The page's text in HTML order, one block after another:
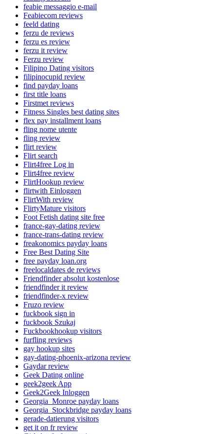
feabie messaggio e-mail
Feabiecom reviews
feeld dating
ferzu de reviews
ferzu es review
ferzu it review
Ferzu review
Filipino Dating visitors
filipinocupid review
find payday loans
first title loans
Firstmet reviews
Fitness Singles best dating sites
flex pay installment loans
fling nome utente
fling review
flirt review
Flirt search
Flirt4free Log in
Flirt4free review
FlirtHookup review
flirtwith Einloggen
FlirtWith review
FlirtyMature visitors
Foot Fetish dating site free
france-gay-dating review
france-trans-dating review
freakonomics payday loans
Free Best Dating Site
free payday loan.org
freelocaldates de reviews
Friendfinder absolut kostenlose
friendfinder it review
friendfinder-x review
Fruzo review
fuckbook sign in
fuckbook Szukaj
Fuckbookhookup visitors
furfling reviews
gay hookup sites
gay-dating-phoenix-arizona review
Gaydar review
Geek Dating online
geek2geek App
Geek2Geek Inloggen
Georgia_Monroe payday loans
Georgia_Stockbridge payday loans
gerade-datierung visitors
get it on fr review